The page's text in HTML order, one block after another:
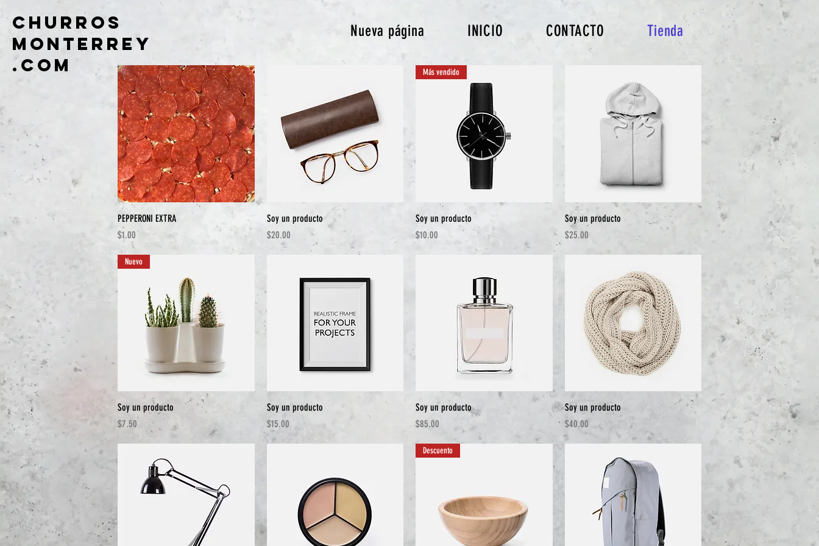
CHURROS
MONTERREY
.COM
Nueva página INICIO CONTACTO Tienda
Vista rápida
PEPPERONI EXTRA
Precio
$1.00
Vista rápida
Soy un producto
Precio
$20.00
Vista rápida
Más vendido
Soy un producto
Precio
$10.00
Vista rápida
Soy un producto
Precio
$25.00
Vista rápida
Nuevo
Soy un producto
Precio
$7.50
Vista rápida
Soy un producto
Precio
$15.00
Vista rápida
Soy un producto
Precio
$85.00
Vista rápida
Soy un producto
Precio
$40.00
Descuento